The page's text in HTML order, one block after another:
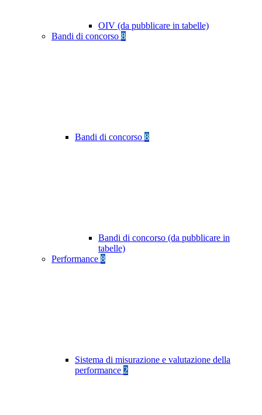
OIV (da pubblicare in tabelle)
Bandi di concorso 8
Bandi di concorso 8
Bandi di concorso (da pubblicare in
tabelle)
Performance 8
Sistema di misurazione e valutazione della
performance 2